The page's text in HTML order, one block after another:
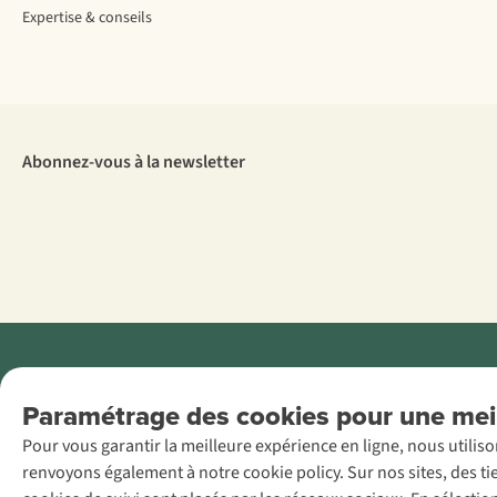
Paramétrage des cookies pour une
Pour vous garantir la meilleure expérience en ligne, nous
renvoyons également à notre cookie policy. Sur nos sites, des
Expertise & conseils
Abonnez-vous à la newsletter
AS Adventure
France SAS,
Rue du Vieux